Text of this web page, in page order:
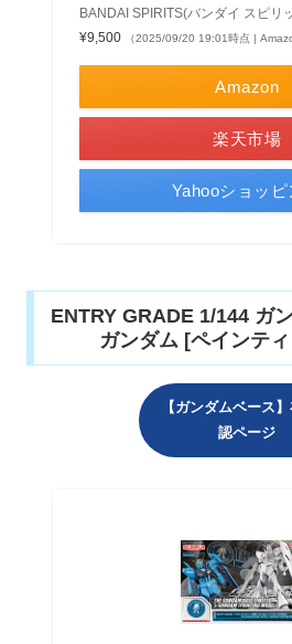
BANDAI SPIRITS(バンダイ スピリ
¥9,500
（2025/09/20 19:01時点 |
Amazon
楽天市場
Yahooショッピ
ENTRY GRADE 1/144 ガ
ガンダム [ペインテ
【ガンダムベース
認ページ